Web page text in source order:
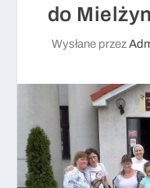
do
Wysłane przez